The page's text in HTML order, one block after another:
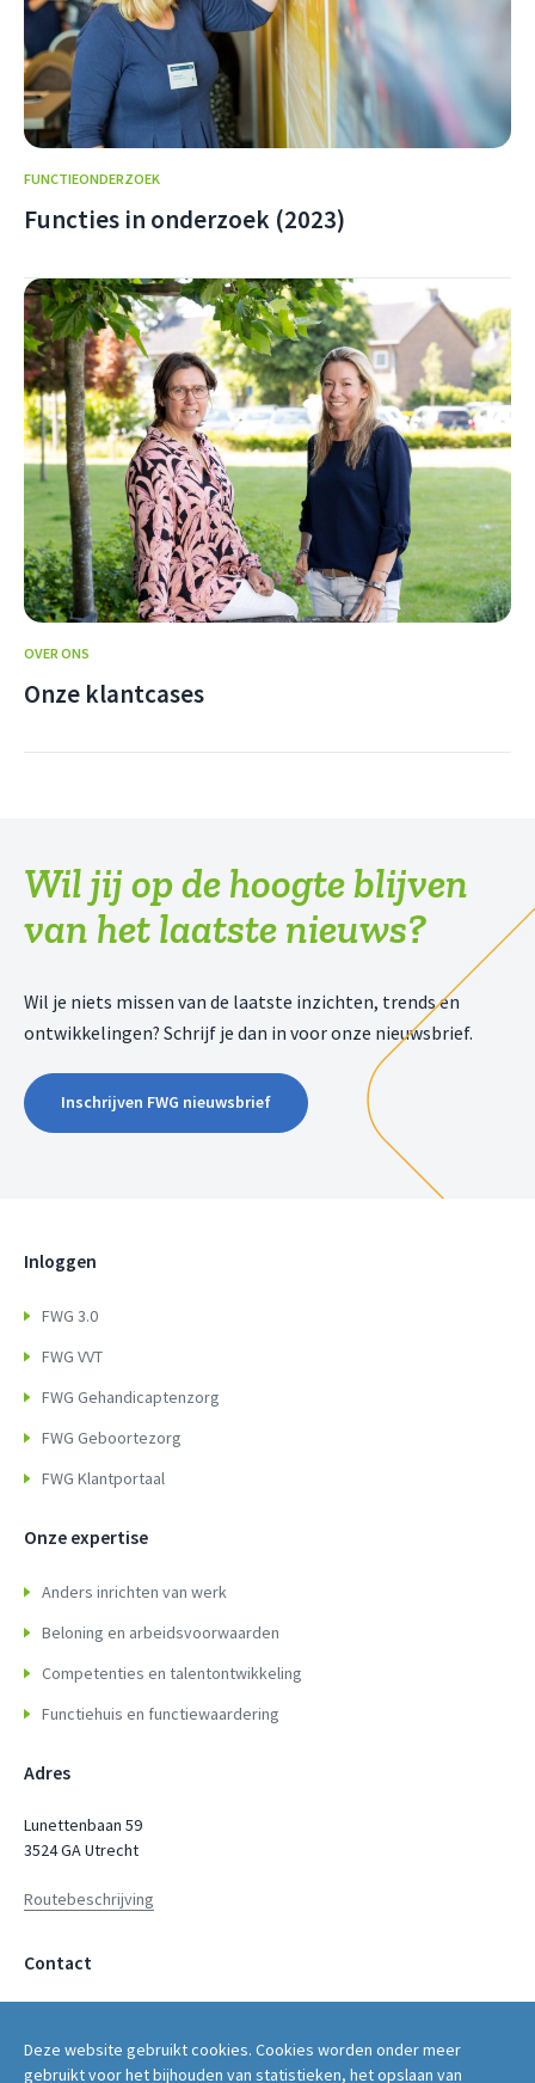
Deze website gebruikt cookies. Cookies worden onder meer
gebruikt voor het bijhouden van statistieken, het opslaan van
FUNCTIEONDERZOEK
Functies in onderzoek (2023)
OVER ONS
Onze klantcases
Wil jij op de hoogte blijven
van het laatste nieuws?
Wil je niets missen van de laatste inzichten, trends en
ontwikkelingen? Schrijf je dan in voor onze nieuwsbrief.
Inschrijven FWG nieuwsbrief
Inloggen
FWG 3.0
FWG VVT
FWG Gehandicaptenzorg
FWG Geboortezorg
FWG Klantportaal
Onze expertise
Anders inrichten van werk
Beloning en arbeidsvoorwaarden
Competenties en talentontwikkeling
Functiehuis en functiewaardering
Adres
Lunettenbaan 59
3524 GA Utrecht
Routebeschrijving
Contact
030 - 2669 400